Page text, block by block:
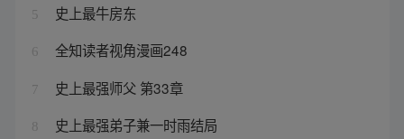
5 史上最牛房东
6 全知读者视角漫画248
7 史上最强师父 第33章
8 史上最强弟子兼一时雨结局